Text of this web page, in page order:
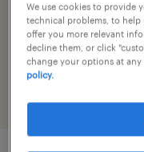
job category
warehousing &
We use cookies to provide
technical problems, to help
offer you more relevant
decline them, or click
change your options at
policy.